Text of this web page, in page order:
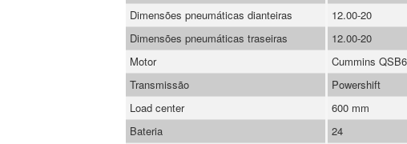
Dimensões pneumáticas dianteiras
12.00-20
Dimensões pneumáticas traseiras
12.00-20
Motor
Cummins
Transmissão
Powershift
Load center
600 mm
Bateria
24